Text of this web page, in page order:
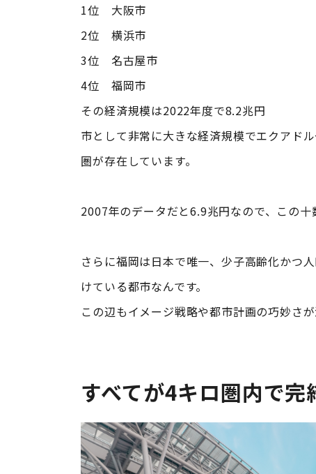
1位 大阪市
2位 横浜市
3位 名古屋市
4位 福岡市
その経済規模は2022年度で8.2兆円
市として非常に大きな経済規模でエクアド
圏が存在しています。
2007年のデータだと6.9兆円なので、この十
さらに福岡は日本で唯一、少子高齢化かつ
けている都市なんです。
この辺もイメージ戦略や都市計画の巧妙さ
すべてが4キロ圏内で完